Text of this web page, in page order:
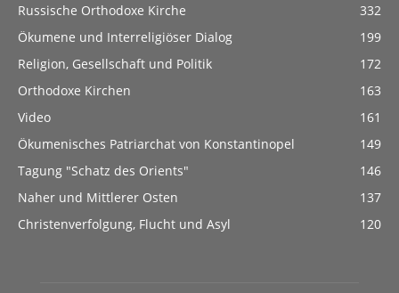
Russische Orthodoxe Kirche
332
Ökumene und Interreligiöser Dialog
199
Religion, Gesellschaft und Politik
172
Orthodoxe Kirchen
163
Video
161
Ökumenisches Patriarchat von Konstantinopel
149
Tagung "Schatz des Orients"
146
Naher und Mittlerer Osten
137
Christenverfolgung, Flucht und Asyl
120